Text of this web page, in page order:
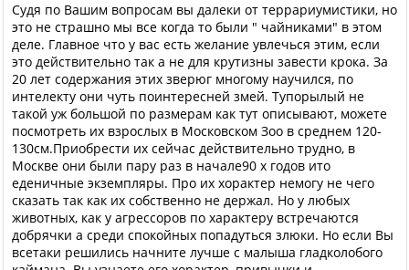
Судя по Вашим вопросам вы далеки от террариумистики, но
это не страшно мы все когда то были " чайниками" в этом
деле. Главное что у вас есть желание увлечься этим, если
это действительно так а не для крутизны завести крока. За
20 лет содержания этих зверюг многому научился, по
интелекту они чуть поинтересней змей. Тупорылый не
такой уж большой по размерам как тут описывают, можете
посмотреть их взрослых в Московском Зоо в среднем 120-
130см.Приобрести их сейчас действительно трудно, в
Москве они были пару раз в начале90 х годов ито
еденичные экземпляры. Про их хорактер немогу не чего
сказать так как их собственно не держал. Но у любых
животных, как у агрессоров по характеру встречаются
добрячки а среди спокойных попадуться злюки. Но если Вы
всетаки решились начните лучше с малыша гладколобого